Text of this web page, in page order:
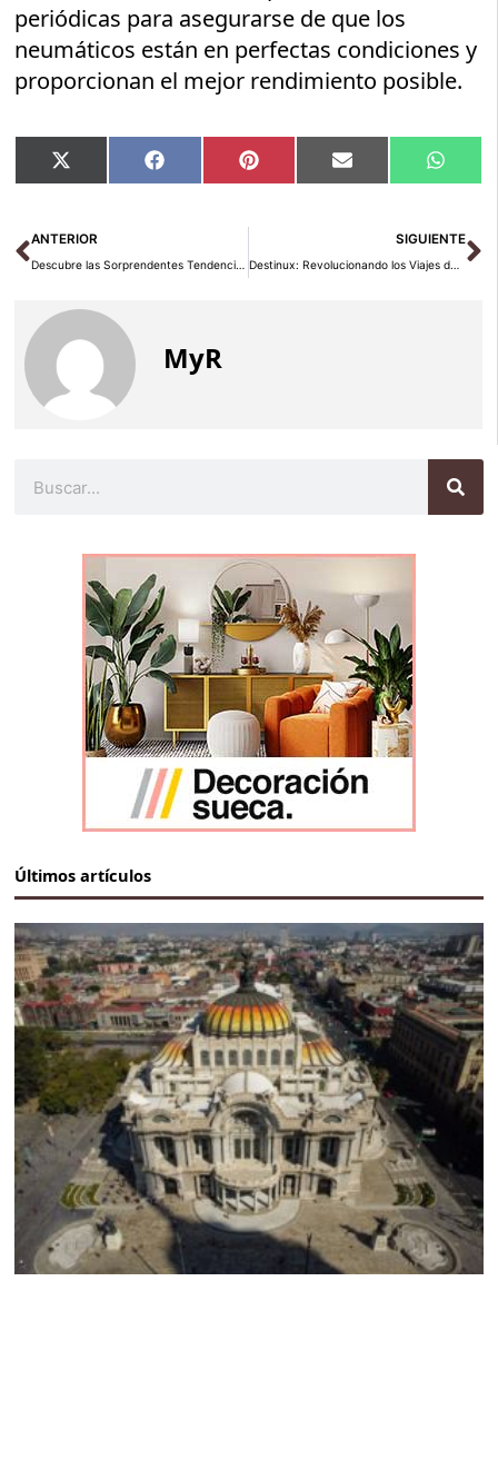
periódicas para asegurarse de que los
neumáticos están en perfectas condiciones y
proporcionan el mejor rendimiento posible.
Compartir
en
X
(Twitter)
Compartir
en
Facebook Compartir
en
Pinterest Compartir
en
Email
en
Ant
ANTERIOR
Descubre las Sorprendentes Tendencias de Viaje para el Verano 2025 Reveladas por Kayak
SIGUIENTE
Destinux: Revolucionando los Viajes de Negocios con Microsoft Dynamics 365 y Axazure.
MyR
Últimos artículos